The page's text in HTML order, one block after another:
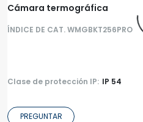
Cámara termográfica
ÍNDICE DE CAT. WMGBKT256PRO
Clase de protección IP: IP 54
PREGUNTAR